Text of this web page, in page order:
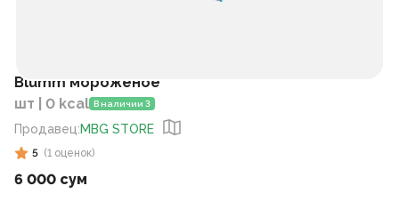
Blumm мороженое
шт | 0 kcal В наличии 3
Продавец:MBG STORE
5 (1 оценок)
6 000 сум